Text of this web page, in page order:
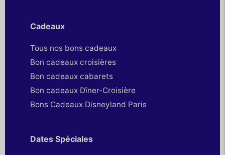
Cadeaux
Tous nos bons cadeaux
Bon cadeaux croisières
Bon cadeaux cabarets
Bon cadeaux Dîner-Croisière
Bons Cadeaux Disneyland Paris
Dates Spéciales